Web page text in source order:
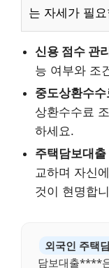
는 자세가 필
신용 점수 관
능 여부와 조
중도상환수수
상환수수료
하세요.
주택담보대출
교하며 자신
것이 현명합
외국인 주택
담보대출****